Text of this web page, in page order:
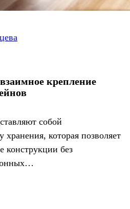
крепление
собой
которая позволяет
конструкции без